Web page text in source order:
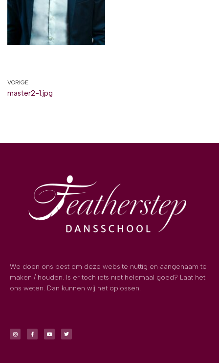
VORIGE
master2-1.jpg
We doen ons best om deze website nuttig en aangenaam te
maken / houden. Is er toch iets niet helemaal goed? Laat het
ons weten. Dan kunnen wij het oplossen.